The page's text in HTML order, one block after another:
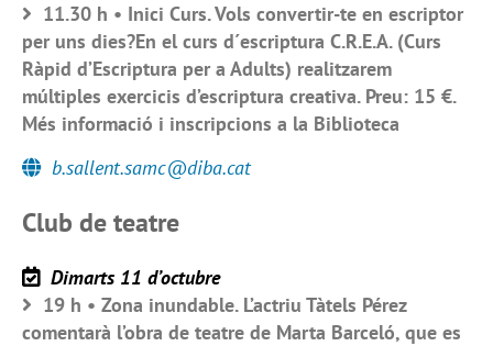
11.30 h • Inici Curs. Vols convertir-te en escriptor
per uns dies?En el curs d´escriptura C.R.E.A. (Curs
Ràpid d’Escriptura per a Adults) realitzarem
múltiples exercicis d’escriptura creativa. Preu: 15 €.
Més informació i inscripcions a la Biblioteca
b.sallent.samc@diba.cat
Club de teatre
Dimarts 11 d’octubre
19 h • Zona inundable. L’actriu Tàtels Pérez
comentarà l’obra de teatre de Marta Barceló, que es